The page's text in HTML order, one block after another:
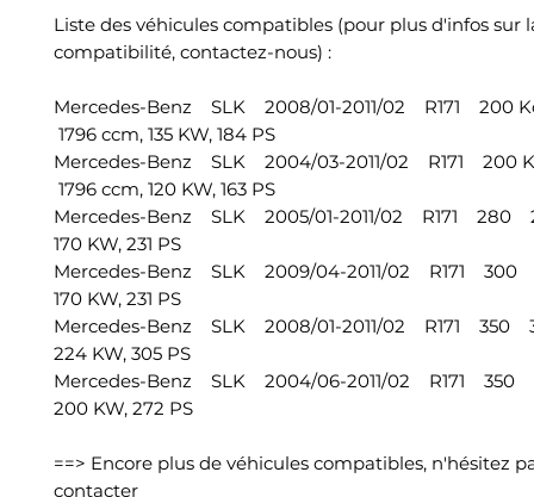
Liste des véhicules compatibles (pour plus d'infos sur
compatibilité, contactez-nous) :
Mercedes-Benz SLK 2008/01-2011/02 R171 200
1796 ccm, 135 KW, 184 PS
Mercedes-Benz SLK 2004/03-2011/02 R171 200
1796 ccm, 120 KW, 163 PS
Mercedes-Benz SLK 2005/01-2011/02 R171 280
170 KW, 231 PS
Mercedes-Benz SLK 2009/04-2011/02 R171 300
170 KW, 231 PS
Mercedes-Benz SLK 2008/01-2011/02 R171 350
224 KW, 305 PS
Mercedes-Benz SLK 2004/06-2011/02 R171 350
200 KW, 272 PS
==> Encore plus de véhicules compatibles, n'hésitez
contacter